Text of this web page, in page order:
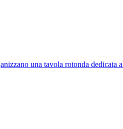
una tavola rotonda